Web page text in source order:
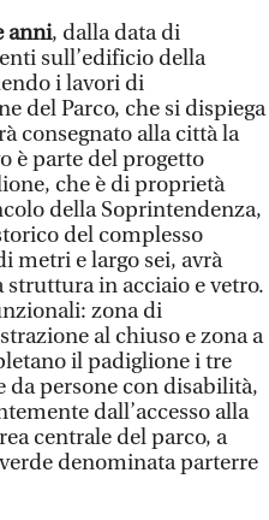
anni, dalla data di
sull’edificio della
i lavori di
del Parco, che si dispiega
consegnato alla città la
è parte del progetto
che è di proprietà
della Soprintendenza,
del complesso
metri e largo sei, avrà
struttura in acciaio e vetro.
zona di
al chiuso e zona a
il padiglione i tre
persone con disabilità,
dall’accesso alla
centrale del parco, a
denominata parterre